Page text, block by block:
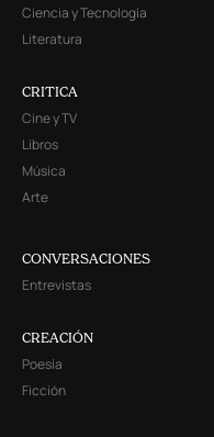
Ciencia y Tecnología
Literatura
CRITICA
Cine y TV
Libros
Música
Arte
CONVERSACIONES
Entrevistas
CREACIÓN
Poesía
Ficción